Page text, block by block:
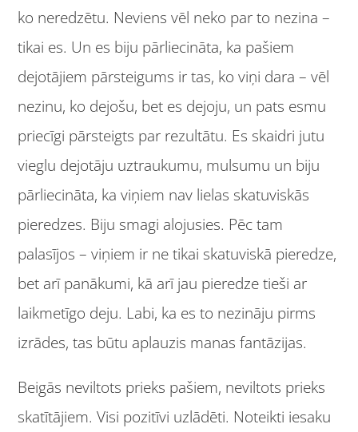
ko neredzētu. Neviens vēl neko par to nezina –
tikai es. Un es biju pārliecināta, ka pašiem
dejotājiem pārsteigums ir tas, ko viņi dara – vēl
nezinu, ko dejošu, bet es dejoju, un pats esmu
priecīgi pārsteigts par rezultātu. Es skaidri jutu
vieglu dejotāju uztraukumu, mulsumu un biju
pārliecināta, ka viņiem nav lielas skatuviskās
pieredzes. Biju smagi alojusies. Pēc tam
palasījos – viņiem ir ne tikai skatuviskā pieredze,
bet arī panākumi, kā arī jau pieredze tieši ar
laikmetīgo deju. Labi, ka es to nezināju pirms
izrādes, tas būtu aplauzis manas fantāzijas.
Beigās neviltots prieks pašiem, neviltots prieks
skatītājiem. Visi pozitīvi uzlādēti. Noteikti iesaku